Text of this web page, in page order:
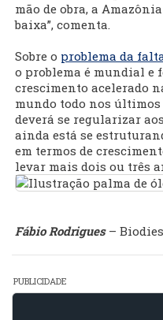
mão de obra, a
baixa”, comenta.
Sobre o problema da
o problema é mundial e
crescimento acelerado
mundo todo nos últimos
deverá se regularizar
ainda está se
em termos de
levar mais dois ou três
Fábio Rodrigues–
PUBLICIDADE